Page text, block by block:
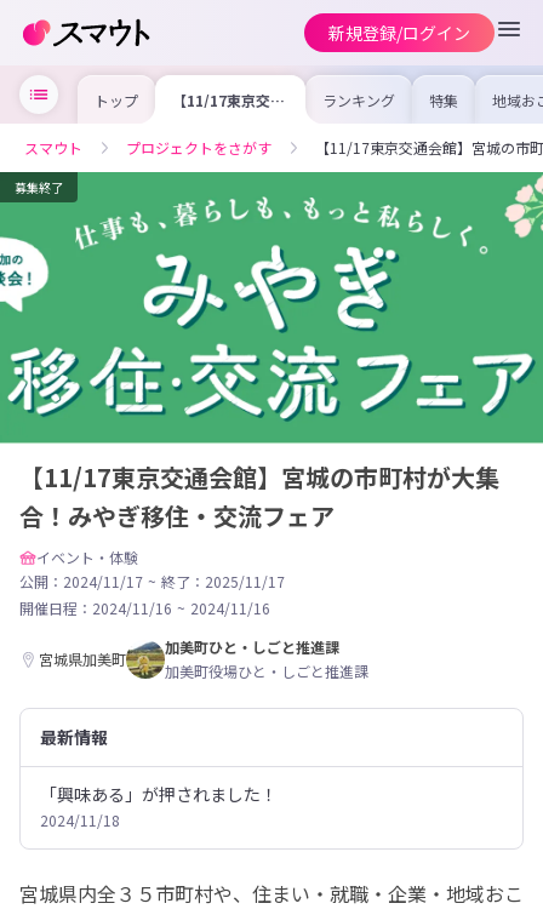
新規登録/ログイン
トップ 【11/17東京交通
会館】宮城の市町
ぎ移住・交流フェ
ア
ランキング 特集 地域お
の求
を集め
事内容
を比較
合った
けよう
スマウト プロジェクトをさがす 【11/17東京交通会館】宮城の市
募集終了
【11/17東京交通会館】宮城の市町村が大集
合！みやぎ移住・交流フェア
イベント・体験
公開：2024/11/17 ~ 終了：2025/11/17
開催日程： 2024/11/16 ~ 2024/11/16
宮城県加美町
加美町ひと・しごと推進課
加美町役場ひと・しごと推進課
最新情報
「興味ある」が押されました！
2024/11/18
宮城県内全３５市町村や、住まい・就職・企業・地域おこ